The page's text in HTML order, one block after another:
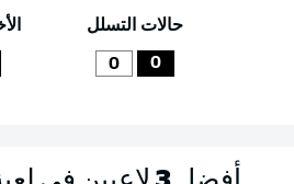
حالات التسلل
0
0
أفضل 3 لاعبين في لعبة FANTASY